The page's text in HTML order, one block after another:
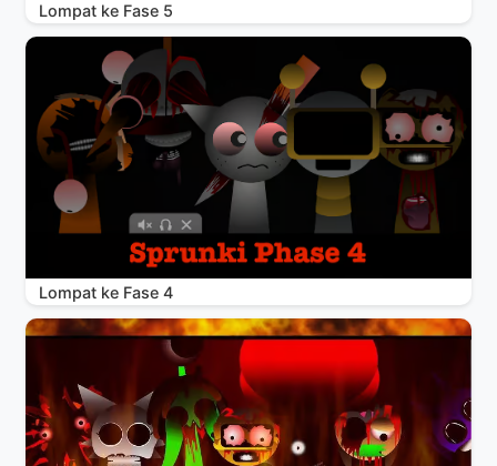
Lompat ke Fase 5
Lompat ke Fase 4